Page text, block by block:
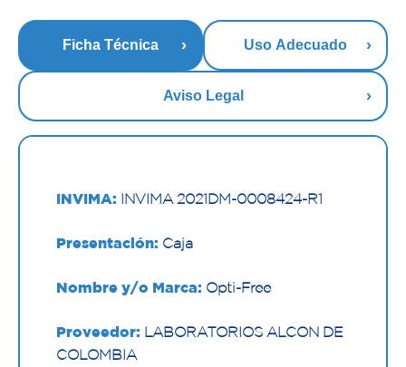
Ficha Técnica Uso Adecuado
Aviso Legal
INVIMA: INVIMA 2021DM-0008424-R1
Presentación: Caja
Nombre y/o Marca: Opti-Free
Proveedor: LABORATORIOS ALCON DE
COLOMBIA